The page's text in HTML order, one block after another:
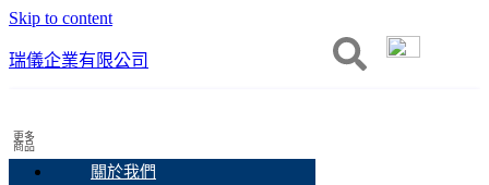
Skip to content
瑞儀企業有限公司
關於我們
更多
商品